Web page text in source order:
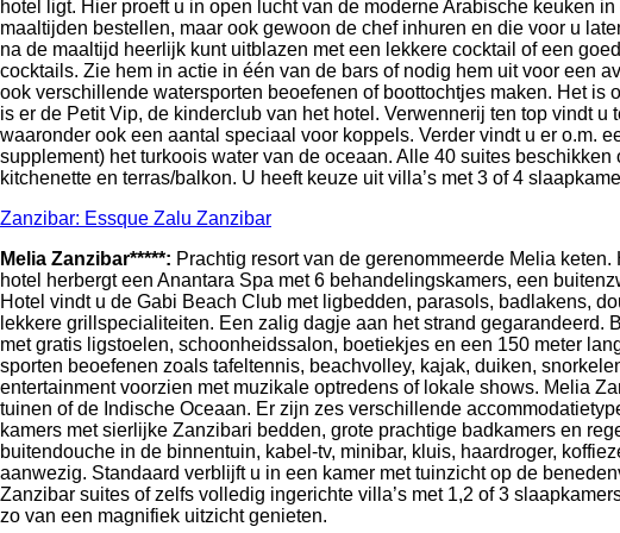
hotel ligt. Hier proeft u in open lucht van de moderne Arabische keuken
maaltijden bestellen, maar ook gewoon de chef inhuren en die voor u
na de maaltijd heerlijk kunt uitblazen met een lekkere cocktail of een
cocktails. Zie hem in actie in één van de bars of nodig hem uit voor een
ook verschillende watersporten beoefenen of boottochtjes maken. Het
is er de Petit Vip, de kinderclub van het hotel. Verwennerij ten top vindt
waaronder ook een aantal speciaal voor koppels. Verder vindt u er o.m.
supplement) het turkoois water van de oceaan. Alle 40 suites
kitchenette en terras/balkon. U heeft keuze uit villa’s met 3 of 4
Zanzibar: Essque Zalu Zanzibar
Melia Zanzibar*****: Prachtig resort van de gerenommeerde Melia
hotel herbergt een Anantara Spa met 6 behandelingskamers, een
Hotel vindt u de Gabi Beach Club met ligbedden, parasols, badlakens,
lekkere grillspecialiteiten. Een zalig dagje aan het strand
met gratis ligstoelen, schoonheidssalon, boetiekjes en een 150 meter
sporten beoefenen zoals tafeltennis, beachvolley, kajak, duiken,
entertainment voorzien met muzikale optredens of lokale shows. Melia
tuinen of de Indische Oceaan. Er zijn zes verschillende
kamers met sierlijke Zanzibari bedden, grote prachtige badkamers en
buitendouche in de binnentuin, kabel-tv, minibar, kluis, haardroger,
aanwezig. Standaard verblijft u in een kamer met tuinzicht op de
Zanzibar suites of zelfs volledig ingerichte villa’s met 1,2 of 3
zo van een magnifiek uitzicht genieten.